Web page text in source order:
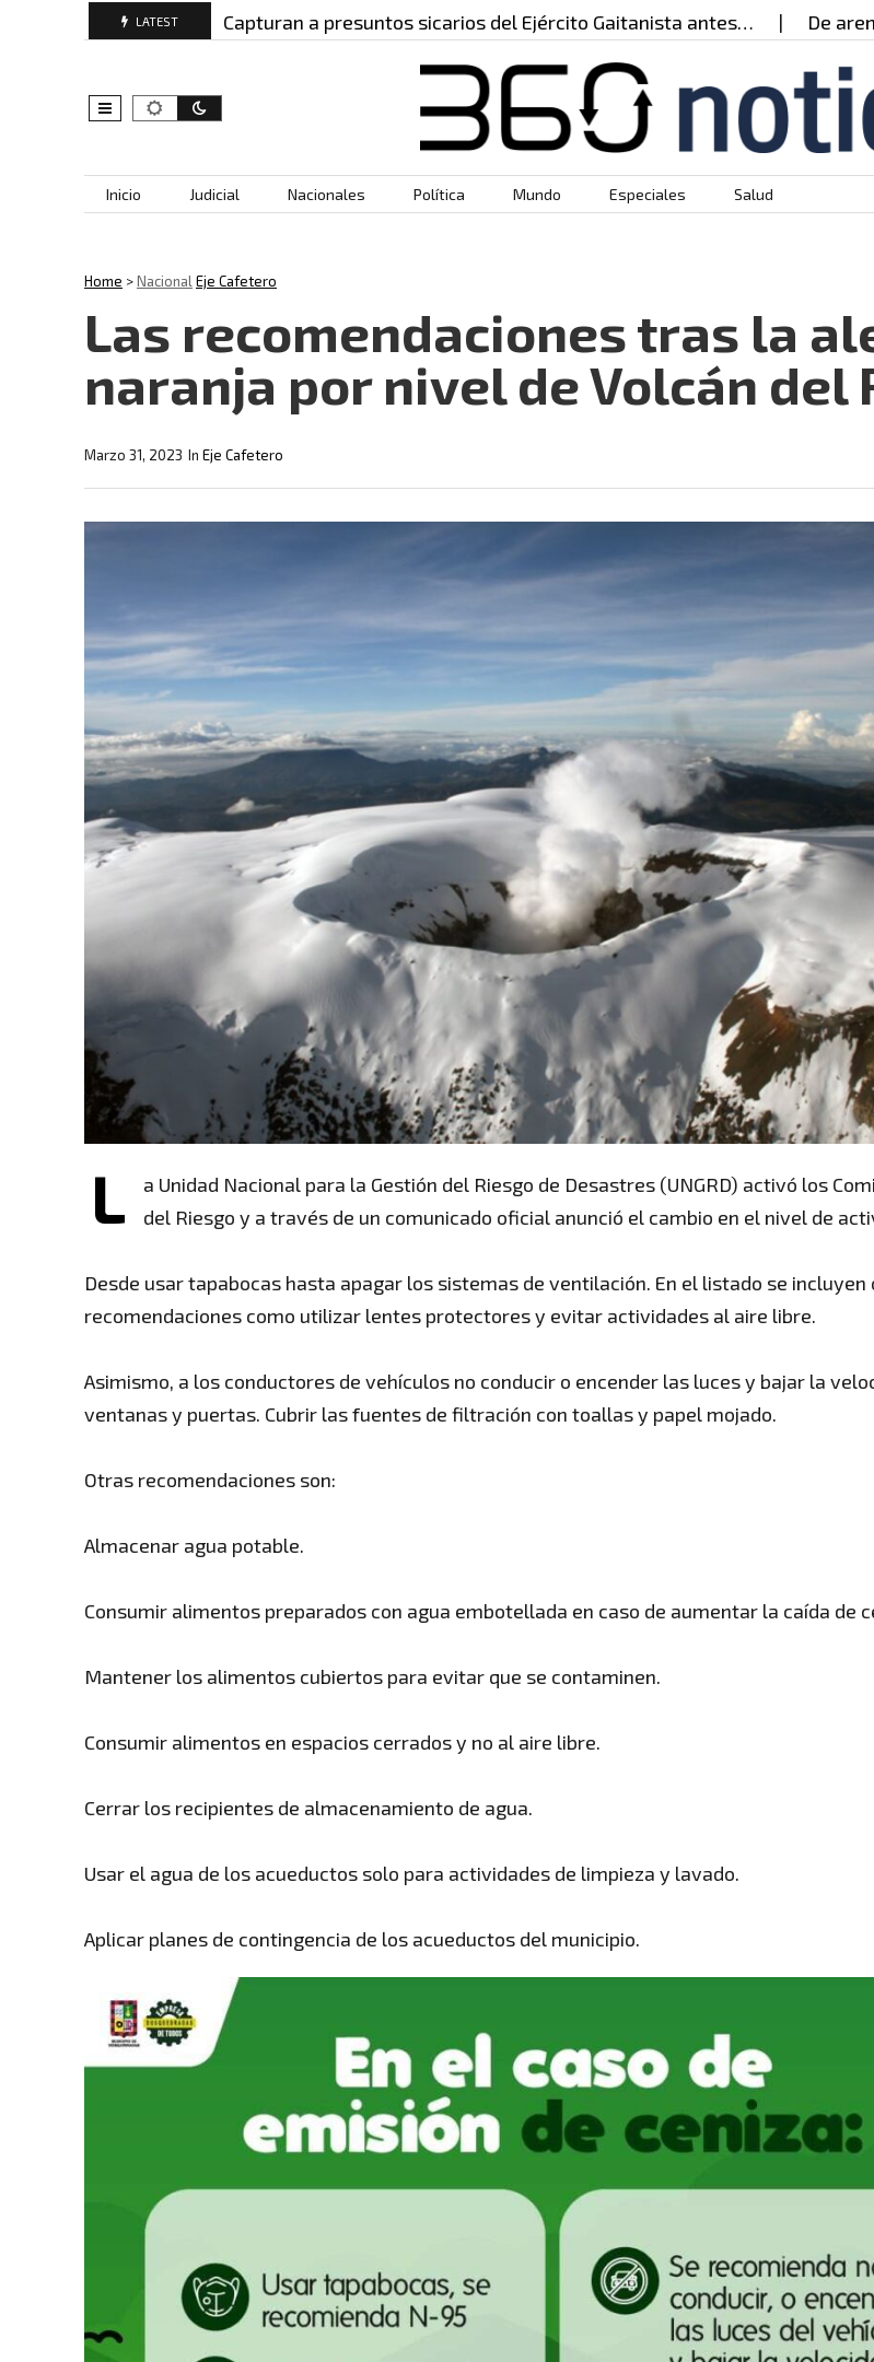
LATEST
Capturan a presuntos sicarios del Ejército Gaitanista antes… De arenero y
Skip to content
Inicio Judicial Nacionales Política Mundo Especiales Salud
Home >NacionalEje Cafetero
Las recomendaciones tras la
naranja por nivel de Volcán del
In Eje Cafetero
Marzo 31, 2023
L
a Unidad Nacional para la Gestión del Riesgo de Desastres (UNGRD) activó los
del Riesgo y a través de un comunicado oficial anunció el cambio en el nivel de
Desde usar tapabocas hasta apagar los sistemas de ventilación. En el listado se incluyen
recomendaciones como utilizar lentes protectores y evitar actividades al aire libre.
Asimismo, a los conductores de vehículos no conducir o encender las luces y bajar la
ventanas y puertas. Cubrir las fuentes de filtración con toallas y papel mojado.
Otras recomendaciones son:
Almacenar agua potable.
Consumir alimentos preparados con agua embotellada en caso de aumentar la caída de
Mantener los alimentos cubiertos para evitar que se contaminen.
Consumir alimentos en espacios cerrados y no al aire libre.
Cerrar los recipientes de almacenamiento de agua.
Usar el agua de los acueductos solo para actividades de limpieza y lavado.
Aplicar planes de contingencia de los acueductos del municipio.